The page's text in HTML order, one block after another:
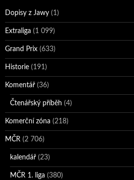
Dopisy z Jawy (1)
Extraliga (1 099)
Grand Prix (633)
Historie (191)
Komentář (36)
Čtenářský příběh (4)
Komerční zóna (218)
MČR (2 706)
kalendář (23)
MČR 1. liga (380)